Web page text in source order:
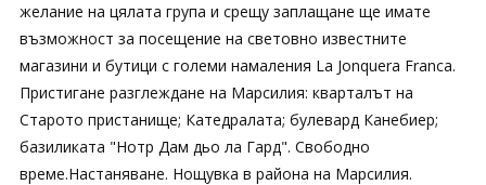
желание на цялата група и срещу заплащане ще имате
възможност за посещение на световно известните
магазини и бутици с големи намаления La Jonquera Franca.
Пристигане разглеждане на Марсилия: кварталът на
Старото пристанище; Катедралата; булевард Канебиер;
базиликата "Нотр Дам дьо ла Гард". Свободно
време.Настаняване. Нощувка в района на Марсилия.